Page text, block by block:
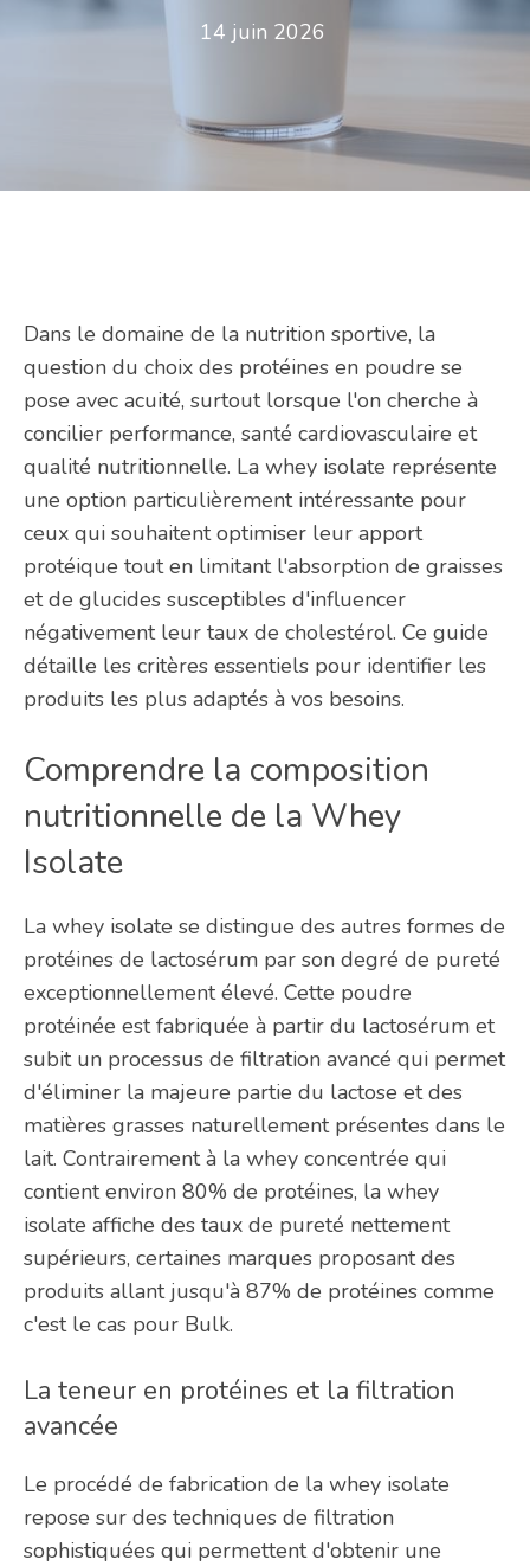
14 juin 2026
Dans le domaine de la nutrition sportive, la
question du choix des protéines en poudre se
pose avec acuité, surtout lorsque l'on cherche à
concilier performance, santé cardiovasculaire et
qualité nutritionnelle. La whey isolate représente
une option particulièrement intéressante pour
ceux qui souhaitent optimiser leur apport
protéique tout en limitant l'absorption de graisses
et de glucides susceptibles d'influencer
négativement leur taux de cholestérol. Ce guide
détaille les critères essentiels pour identifier les
produits les plus adaptés à vos besoins.
Comprendre la composition
nutritionnelle de la Whey
Isolate
La whey isolate se distingue des autres formes de
protéines de lactosérum par son degré de pureté
exceptionnellement élevé. Cette poudre
protéinée est fabriquée à partir du lactosérum et
subit un processus de filtration avancé qui permet
d'éliminer la majeure partie du lactose et des
matières grasses naturellement présentes dans le
lait. Contrairement à la whey concentrée qui
contient environ 80% de protéines, la whey
isolate affiche des taux de pureté nettement
supérieurs, certaines marques proposant des
produits allant jusqu'à 87% de protéines comme
c'est le cas pour Bulk.
La teneur en protéines et la filtration
avancée
Le procédé de fabrication de la whey isolate
repose sur des techniques de filtration
sophistiquées qui permettent d'obtenir une